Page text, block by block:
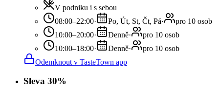
V podniku i s sebou
08:00–22:00· Po, Út, St, Čt, Pá·
pro 10 osob
10:00–20:00· Denně·
pro 10 osob
10:00–18:00· Denně·
pro 10 osob
Odemknout v TasteTown app
Sleva 30%